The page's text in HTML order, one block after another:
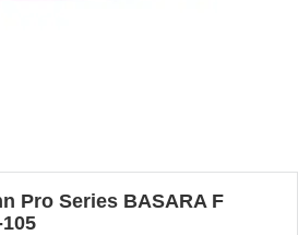
Pro Series BASARA F